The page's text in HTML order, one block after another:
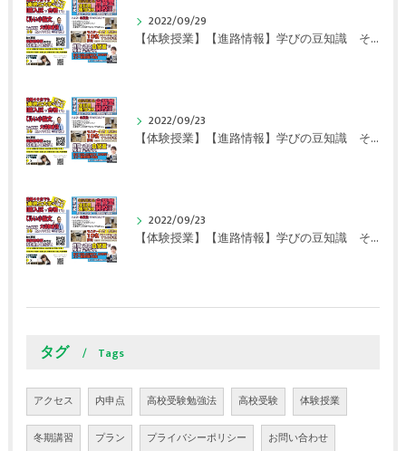
2022/09/29
【体験授業】【進路情報】学びの豆知識 その108 やはり、これに帰ってくる？｜英賀保駅前のすらら学習塾姫路英賀保校
2022/09/23
【体験授業】【進路情報】学びの豆知識 その107 実力テストや模試が苦手な人は｜英賀保駅前のすらら学習塾姫路英賀保校
2022/09/23
【体験授業】【進路情報】学びの豆知識 その106 やはり目的がないとモチベーションが上がらない ｜英賀保駅前のすらら学習塾姫路英賀保校
タグ Tags
アクセス 内申点 高校受験勉強法 高校受験 体験授業
冬期講習 プラン プライバシーポリシー お問い合わせ